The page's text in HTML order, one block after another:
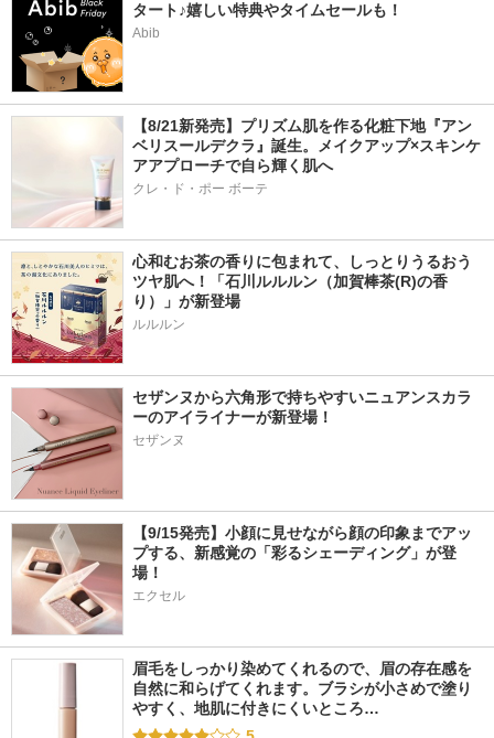
タート♪嬉しい特典やタイムセールも！
Abib
【8/21新発売】プリズム肌を作る化粧下地『アン
ベリスールデクラ』誕生。メイクアップ×スキンケ
アアプローチで自ら輝く肌へ
クレ・ド・ポー ボーテ
心和むお茶の香りに包まれて、しっとりうるおう
ツヤ肌へ！「石川ルルルン（加賀棒茶(R)の香
り）」が新登場
セザンヌから六角形で持ちやすいニュアンスカラ
ーのアイライナーが新登場！
セザンヌ
【9/15発売】小顔に見せながら顔の印象までアッ
プする、新感覚の「彩るシェーディング」が登
場！
エクセル
眉毛をしっかり染めてくれるので、眉の存在感を
自然に和らげてくれます。ブラシが小さめで塗り
やすく、地肌に付きにくいところ…